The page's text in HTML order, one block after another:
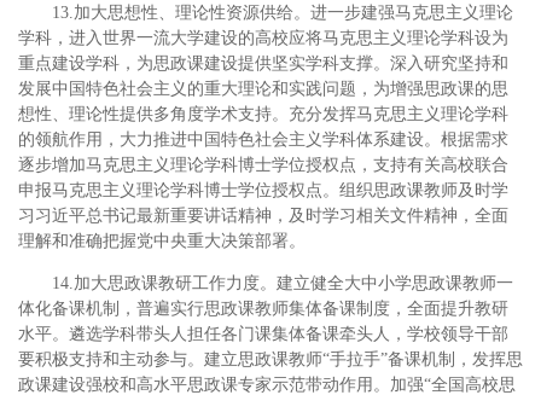
13.加大思想性、理论性资源供给。进一步建强马克思主义理论
学科，进入世界一流大学建设的高校应将马克思主义理论学科设为
重点建设学科，为思政课建设提供坚实学科支撑。深入研究坚持和
发展中国特色社会主义的重大理论和实践问题，为增强思政课的思
想性、理论性提供多角度学术支持。充分发挥马克思主义理论学科
的领航作用，大力推进中国特色社会主义学科体系建设。根据需求
逐步增加马克思主义理论学科博士学位授权点，支持有关高校联合
申报马克思主义理论学科博士学位授权点。组织思政课教师及时学
习习近平总书记最新重要讲话精神，及时学习相关文件精神，全面
理解和准确把握党中央重大决策部署。
14.加大思政课教研工作力度。建立健全大中小学思政课教师一
体化备课机制，普遍实行思政课教师集体备课制度，全面提升教研
水平。遴选学科带头人担任各门课集体备课牵头人，学校领导干部
要积极支持和主动参与。建立思政课教师“手拉手”备课机制，发挥思
政课建设强校和高水平思政课专家示范带动作用。加强“全国高校思